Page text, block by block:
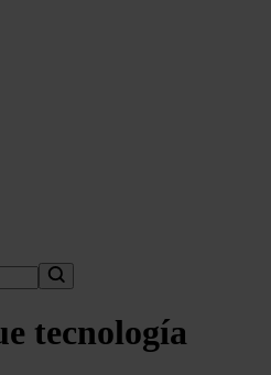
tecnología